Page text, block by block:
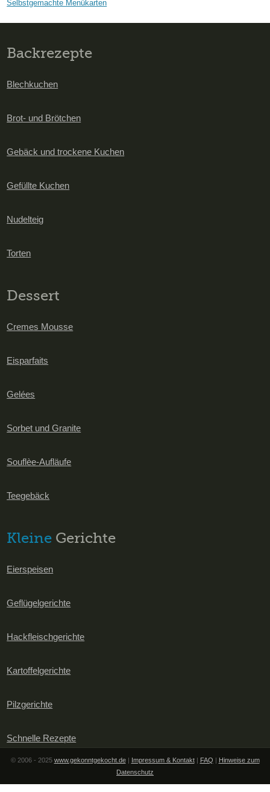
Selbstgemachte Menükarten
Backrezepte
Blechkuchen
Brot- und Brötchen
Gebäck und trockene Kuchen
Gefüllte Kuchen
Nudelteig
Torten
Dessert
Cremes Mousse
Eisparfaits
Gelées
Sorbet und Granite
Souflèe-Aufläufe
Teegebäck
Kleine Gerichte
Eierspeisen
Geflügelgerichte
Hackfleischgerichte
Kartoffelgerichte
Pilzgerichte
Schnelle Rezepte
© 2006 - 2025 www.gekonntgekocht.de| Impressum & Kontakt| FAQ | Hinweise zum
Datenschutz